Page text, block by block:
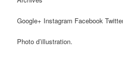
Google+ Instagram Facebook
Photo d’illustration.